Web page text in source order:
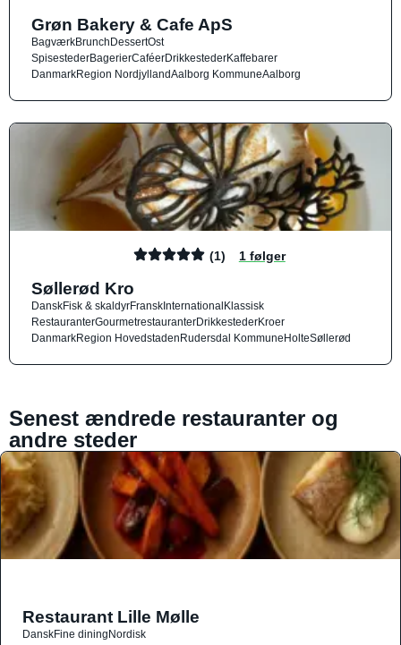
Grøn Bakery & Cafe ApS
BagværkBrunchDessertOst
SpisestederBagerierCaféerDrikkestederKaffebarer
DanmarkRegion NordjyllandAalborg KommuneAalborg
(1) 1 følger
Søllerød Kro
DanskFisk & skaldyrFranskInternationalKlassisk
RestauranterGourmetrestauranterDrikkestederKroer
DanmarkRegion HovedstadenRudersdal KommuneHolteSøllerød
Senest ændrede restauranter og
andre steder
Restaurant Lille Mølle
DanskFine diningNordisk